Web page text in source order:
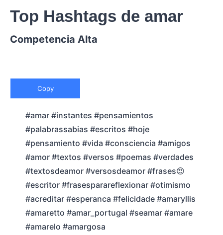
Top Hashtags de amar
Competencia Alta
Copy
#amar #instantes #pensamientos
#palabrassabias #escritos #hoje
#pensamiento #vida #consciencia #amigos
#amor #textos #versos #poemas #verdades
#textosdeamor #versosdeamor #frases😍
#escritor #frasesparareflexionar #otimismo
#acreditar #esperanca #felicidade #amaryllis
#amaretto #amar_portugal #seamar #amare
#amarelo #amargosa